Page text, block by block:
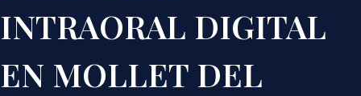
INTRAORAL DIGITAL
EN MOLLET DEL